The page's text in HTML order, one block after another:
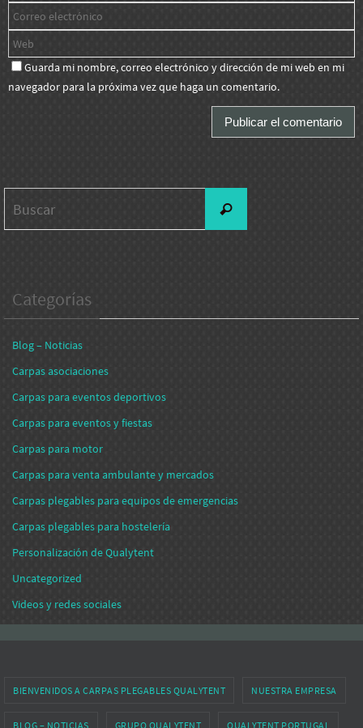
Guarda mi nombre, correo electrónico y dirección de mi web en mi
navegador para la próxima vez que haga un comentario.
Buscar
Categorías
Blog – Noticias
Carpas asociaciones
Carpas para eventos deportivos
Carpas para eventos y fiestas
Carpas para motor
Carpas para venta ambulante y mercados
Carpas plegables para equipos de emergencias
Carpas plegables para hostelería
Personalización de Qualytent
Uncategorized
Videos y redes sociales
BIENVENIDOS A CARPAS PLEGABLES QUALYTENT NUESTRA EMPRESA
BLOG – NOTICIAS GRUPO QUALYTENT QUALYTENT PORTUGAL